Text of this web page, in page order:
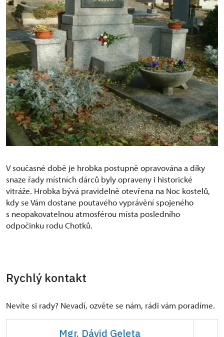
V současné době je hrobka postupně opravována a díky
snaze řady místních dárců byly opraveny i historické
vitráže. Hrobka bývá pravidelně otevřena na Noc kostelů,
kdy se Vám dostane poutavého vyprávění spojeného
s neopakovatelnou atmosférou místa posledního
odpočinku rodu Chotků.
Rychlý kontakt
Nevíte si rady? Nevadí, ozvěte se nám, rádi vám poradíme.
Mgr. Dávid Geleta